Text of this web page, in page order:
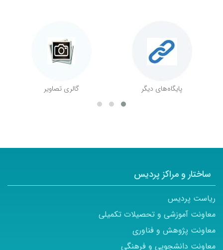
پایگاه‌های دیگر گالری تصاویر
ساختار و مراکز پردیس
ریاست پردیس
معاونت آموزشی و تحصیلات تکمیلی
معاونت پژوهش و فناوری
معاونت دانشجویی و فرهنگی